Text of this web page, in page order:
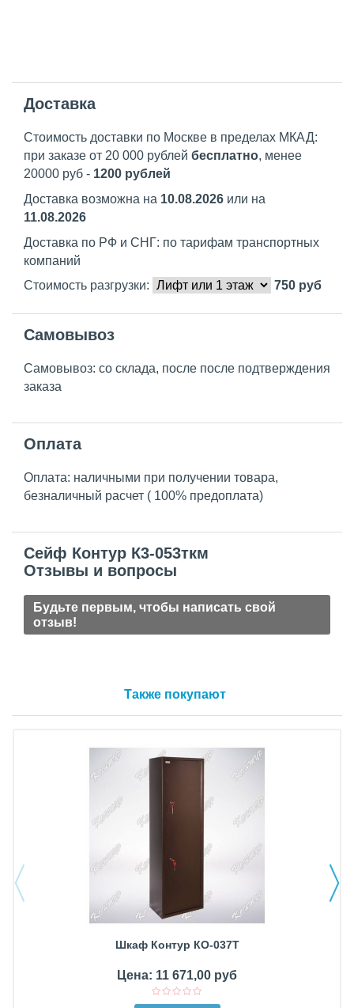
Доставка
Стоимость доставки по Москве в пределах МКАД:
при заказе от 20 000 рублей бесплатно, менее
20000 руб - 1200 рублей
Доставка возможна на 10.08.2026 или на
11.08.2026
Доставка по РФ и СНГ: по тарифам транспортных
компаний
Стоимость разгрузки:
750 руб
Самовывоз
Самовывоз: со склада, после после подтверждения
заказа
Оплата
Оплата: наличными при получении товара,
безналичный расчет ( 100% предоплата)
Сейф Контур К3-053ткм
Отзывы и вопросы
Будьте первым, чтобы написать свой
отзыв!
Также покупают
Шкаф Контур КО-037Т
Цена: 11 671,00 руб